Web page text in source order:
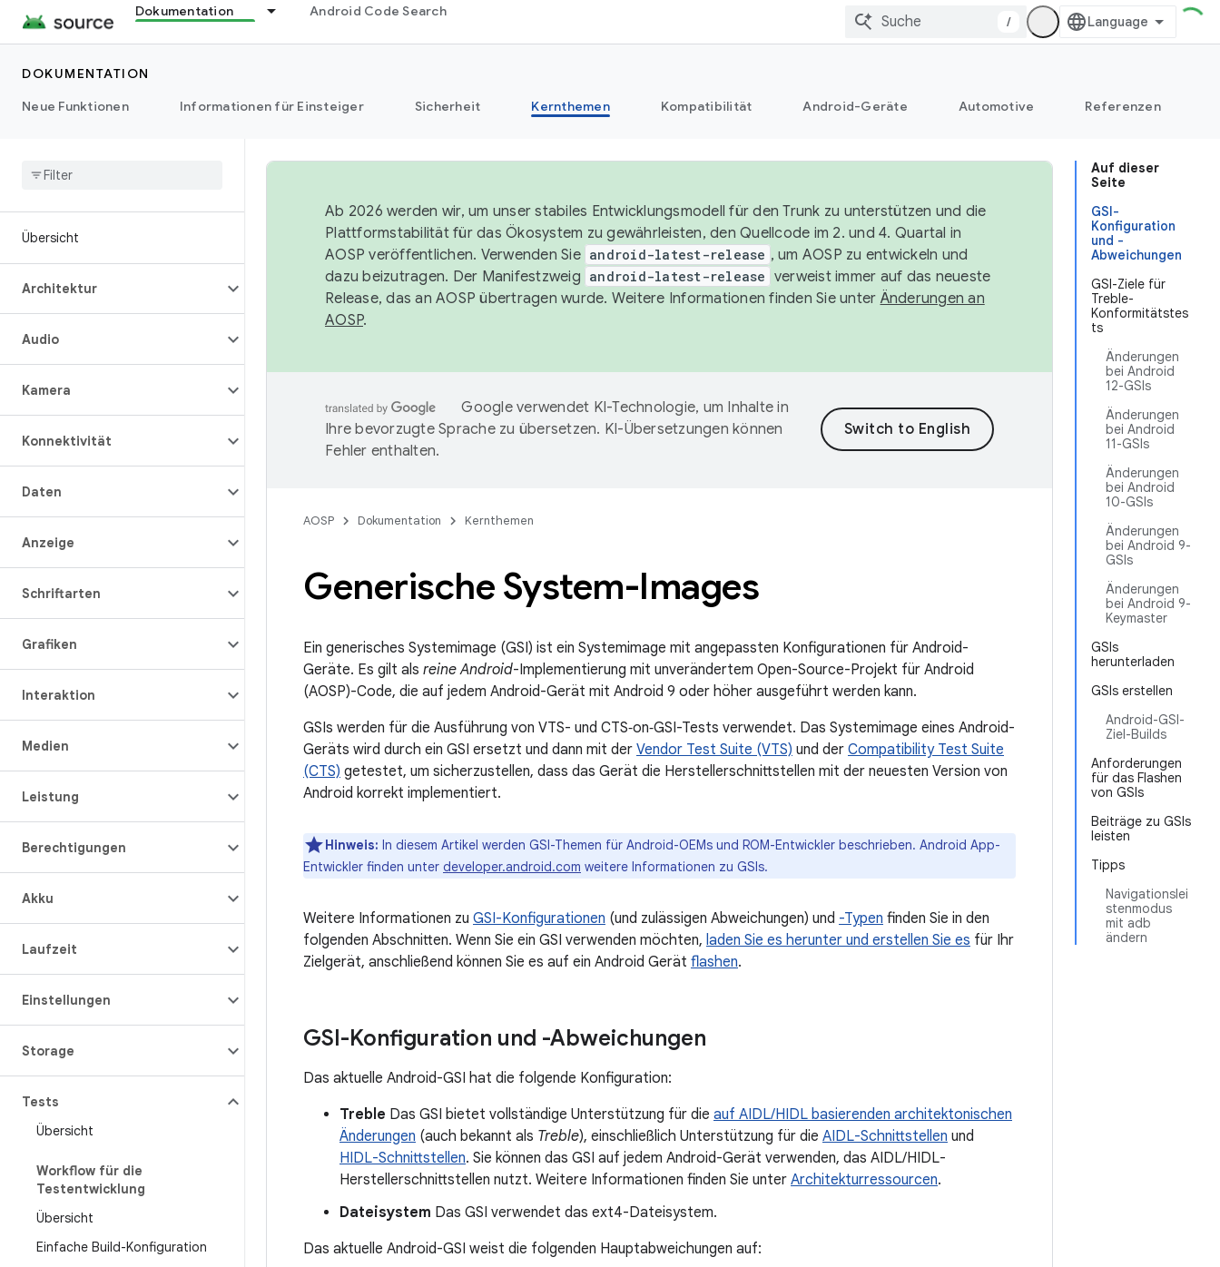
Dokumentation Android Code Search
/
DOKUMENTATION
Neue Funktionen
Informationen für Einsteiger Sicherheit Kernthemen Kompatibilität Android-Geräte Automotive Referenzen
Übersicht
Architektur
Audio
Kamera
Konnektivität
Daten
Anzeige
Schriftarten
Grafiken
Interaktion
Medien
Leistung
Berechtigungen
Akku
Laufzeit
Einstellungen
Storage
Tests
Übersicht
Workflow für die
Testentwicklung
Übersicht
Einfache Build-Konfiguration
Auf dieser
Seite
GSI-
Konfiguration
und -
Abweichungen
GSI-Ziele für
Treble-
Konformitätstes
ts
Änderungen
bei Android
12-GSIs
Änderungen
bei Android
11-GSIs
Änderungen
bei Android
10-GSIs
Änderungen
bei Android 9-
GSIs
Änderungen
bei Android 9-
Keymaster
GSIs
herunterladen
GSIs erstellen
Android-GSI-
Ziel-Builds
Anforderungen
für das Flashen
von GSIs
Beiträge zu GSIs
leisten
Tipps
Navigationslei
stenmodus
mit adb
ändern
Ab 2026 werden wir, um unser stabiles Entwicklungsmodell für den Trunk zu unterstützen und die
Plattformstabilität für das Ökosystem zu gewährleisten, den Quellcode im 2. und 4. Quartal in
AOSP veröffentlichen. Verwenden Sie android-latest-release , um AOSP zu entwickeln und
dazu beizutragen. Der Manifestzweig android-latest-release verweist immer auf das neueste
Release, das an AOSP übertragen wurde. Weitere Informationen finden Sie unter Änderungen an
AOSP.
Google verwendet KI-Technologie, um Inhalte in
Ihre bevorzugte Sprache zu übersetzen. KI-Übersetzungen können
Fehler enthalten.
AOSP Dokumentation Kernthemen
Generische System-Images
Ein generisches Systemimage (GSI) ist ein Systemimage mit angepassten Konfigurationen für Android-
Geräte. Es gilt als reine Android-Implementierung mit unverändertem Open-Source-Projekt für Android
(AOSP)-Code, die auf jedem Android-Gerät mit Android 9 oder höher ausgeführt werden kann.
GSIs werden für die Ausführung von VTS- und CTS‑on‑GSI-Tests verwendet. Das Systemimage eines Android-
Geräts wird durch ein GSI ersetzt und dann mit der Vendor Test Suite (VTS) und der Compatibility Test Suite
(CTS) getestet, um sicherzustellen, dass das Gerät die Herstellerschnittstellen mit der neuesten Version von
Android korrekt implementiert.
Hinweis: In diesem Artikel werden GSI-Themen für Android-OEMs und ROM-Entwickler beschrieben. Android App-
Entwickler finden unter developer.android.com weitere Informationen zu GSIs.
Weitere Informationen zu GSI-Konfigurationen (und zulässigen Abweichungen) und -Typen finden Sie in den
folgenden Abschnitten. Wenn Sie ein GSI verwenden möchten, laden Sie es herunter und erstellen Sie es für Ihr
Zielgerät, anschließend können Sie es auf ein Android Gerät flashen.
GSI-Konfiguration und -Abweichungen
Das aktuelle Android-GSI hat die folgende Konfiguration:
Treble Das GSI bietet vollständige Unterstützung für die auf AIDL/HIDL basierenden architektonischen
Änderungen (auch bekannt als Treble), einschließlich Unterstützung für die AIDL-Schnittstellen und
HIDL-Schnittstellen. Sie können das GSI auf jedem Android-Gerät verwenden, das AIDL/HIDL-
Herstellerschnittstellen nutzt. Weitere Informationen finden Sie unter Architekturressourcen.
Dateisystem Das GSI verwendet das ext4-Dateisystem.
Das aktuelle Android-GSI weist die folgenden Hauptabweichungen auf: